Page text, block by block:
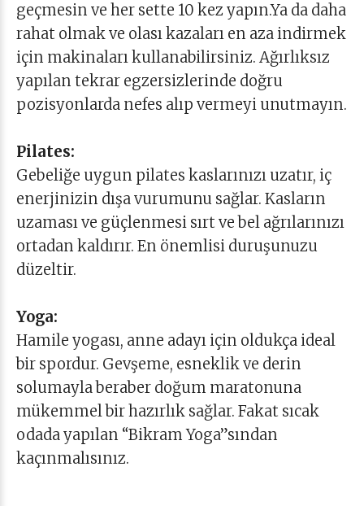
geçmesin ve her sette 10 kez yapın.Ya da daha
rahat olmak ve olası kazaları en aza indirmek
için makinaları kullanabilirsiniz. Ağırlıksız
yapılan tekrar egzersizlerinde doğru
pozisyonlarda nefes alıp vermeyi unutmayın.
Pilates:
Gebeliğe uygun pilates kaslarınızı uzatır, iç
enerjinizin dışa vurumunu sağlar. Kasların
uzaması ve güçlenmesi sırt ve bel ağrılarınızı
ortadan kaldırır. En önemlisi duruşunuzu
düzeltir.
Yoga:
Hamile yogası, anne adayı için oldukça ideal
bir spordur. Gevşeme, esneklik ve derin
solumayla beraber doğum maratonuna
mükemmel bir hazırlık sağlar. Fakat sıcak
odada yapılan “Bikram Yoga”sından
kaçınmalısınız.